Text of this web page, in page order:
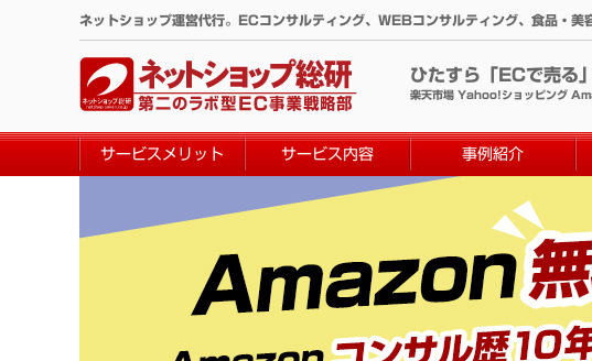
へ
ネットショップ運営代行。ECコンサルティング、WEBコンサルティング、食品・美
ひたすら「ECで売る
楽天市場 Yahoo!ショッピング
サービスメリット サービス内容 事例紹介